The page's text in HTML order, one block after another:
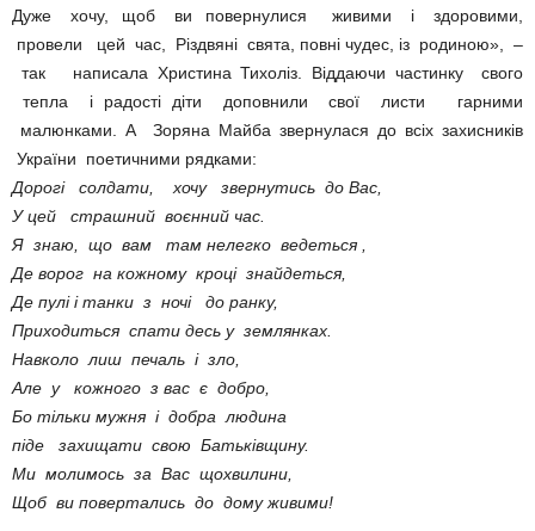
Дуже хочу, щоб ви повернулися живими і здоровими,
провели цей час, Різдвяні свята, повні чудес, із родиною», –
так написала Христина Тихоліз. Віддаючи частинку свого
тепла і радості діти доповнили свої листи гарними
малюнками. А Зоряна Майба звернулася до всіх захисників
України поетичними рядками:
Дорогі солдати, хочу звернутись до Вас,
У цей страшний воєнний час.
Я знаю, що вам там нелегко ведеться ,
Де ворог на кожному кроці знайдеться,
Де пулі і танки з ночі до ранку,
Приходиться спати десь у землянках.
Навколо лиш печаль і зло,
Але у кожного з вас є добро,
Бо тільки мужня і добра людина
піде захищати свою Батьківщину.
Ми молимось за Вас щохвилини,
Щоб ви повертались до дому живими!